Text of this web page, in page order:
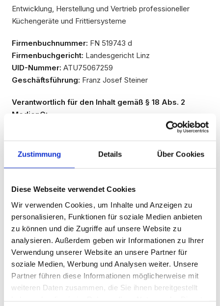
Zustimmung Details Über Cookies
Diese Webseite verwendet Cookies
Wir verwenden Cookies, um Inhalte und Anzeigen zu
personalisieren, Funktionen für soziale Medien anbieten
zu können und die Zugriffe auf unsere Website zu
analysieren. Außerdem geben wir Informationen zu Ihrer
Verwendung unserer Website an unsere Partner für
soziale Medien, Werbung und Analysen weiter. Unsere
Partner führen diese Informationen möglicherweise mit
weiteren Daten zusammen, die Sie ihnen bereitgestellt
Entwicklung, Herstellung und Vertrieb professioneller
Küchengeräte und Frittiersysteme
Firmenbuchnummer: FN 519743 d
Firmenbuchgericht: Landesgericht Linz
UID-Nummer: ATU75067259
Geschäftsführung: Franz Josef Steiner
Verantwortlich für den Inhalt gemäß § 18 Abs. 2
MedienG:
Ferihumerstraße 30
Telefon: +43 676 4746 307
E-Mail: info@reindlinger.com
Website: https://www.souffry.com
Haftung für Inhalte:
Die Inhalte unserer Seiten wurden mit größter Sorgfalt
erstellt. Für die Richtigkeit, Vollständigkeit und Aktualität